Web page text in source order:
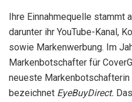
Ihre Einnahmequelle stammt
darunter ihr YouTube-Kanal,
sowie Markenwerbung. Im
Markenbotschafter für
neueste
bezeichnet EyeBuyDirect.